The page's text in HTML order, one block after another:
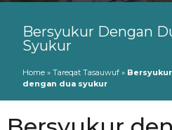
Bersyukur Dengan
Syukur
Home » Tareqat Tasauwuf » Bersyukur
dengan dua syukur